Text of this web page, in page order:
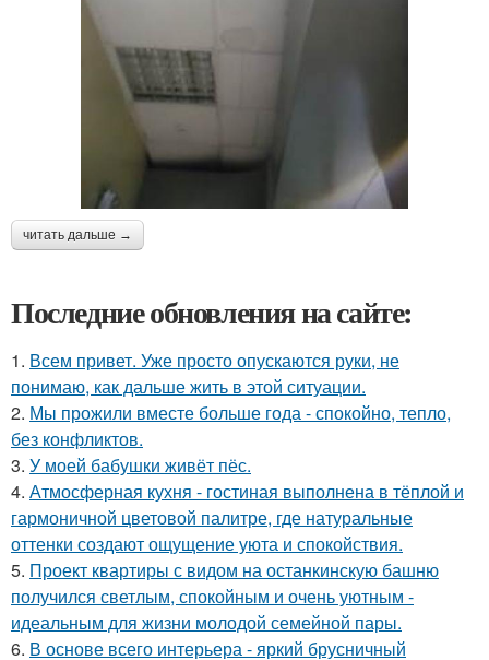
читать дальше →
Последние обновления на сайте:
1. Всем привет. Уже просто опускаются руки, не
понимаю, как дальше жить в этой ситуации.
2. Мы прожили вместе больше года - спокойно, тепло,
без конфликтов.
3. У моей бабушки живёт пёс.
4. Атмосферная кухня - гостиная выполнена в тёплой и
гармоничной цветовой палитре, где натуральные
оттенки создают ощущение уюта и спокойствия.
5. Проект квартиры с видом на останкинскую башню
получился светлым, спокойным и очень уютным -
идеальным для жизни молодой семейной пары.
6. В основе всего интерьера - яркий брусничный